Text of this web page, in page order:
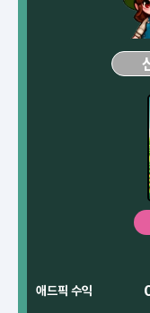
애드픽 수익